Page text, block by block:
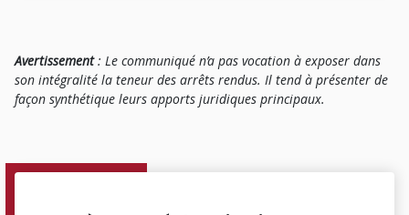
Avertissement: Le communiqué n’a pas vocation à exposer dans
son intégralité la teneur des arrêts rendus. Il tend à présenter de
façon synthétique leurs apports juridiques principaux.